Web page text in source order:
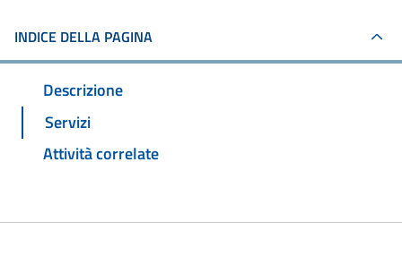
INDICE DELLA PAGINA
Descrizione
Servizi
Attività correlate